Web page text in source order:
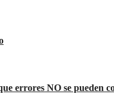
errores NO se pueden